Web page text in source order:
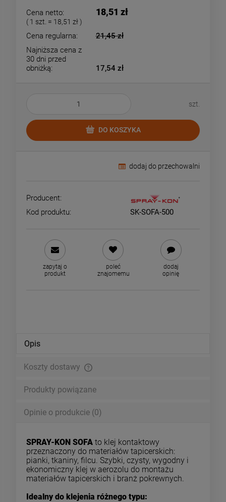
Cena netto: 18,51 zł
( 1 szt. = 18,51 zł)
Cena regularna:
21,45 zł
Najniższa cena z
30 dni przed
obniżką:
17,54 zł
szt.
DO KOSZYKA
dodaj do przechowalni
Producent:
Kod produktu:
SK-SOFA-500
zapytaj o
produkt
poleć
znajomemu
dodaj
opinię
Opis
Koszty dostawy
Produkty powiązane
Opinie o produkcie (0)
SPRAY-KON SOFA to klej kontaktowy
przeznaczony do materiałów tapicerskich:
pianki, tkaniny, filcu. Szybki, czysty, wygodny i
ekonomiczny klej w aerozolu do montażu
materiałów tapicerskich i branż pokrewnych.
Idealny do klejenia różnego typu: